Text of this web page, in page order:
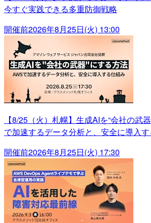
今すぐ実践できる多重防御戦略
開催前2026年8月25日(火) 13:00
【8/25（火）札幌】生成AIを“会社の武
で加速するデータ分析と、安全に導入
開催前2026年8月25日(火) 17:30